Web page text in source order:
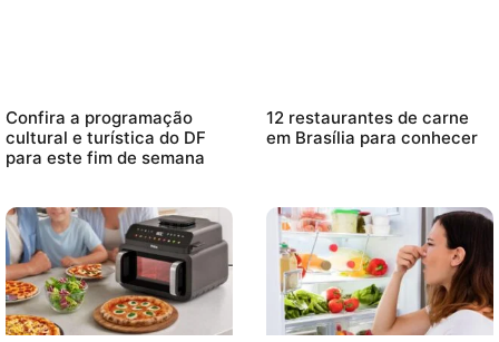
Confira a programação
cultural e turística do DF
para este fim de semana
12 restaurantes de carne
em Brasília para conhecer